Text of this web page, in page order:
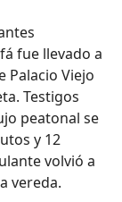
fue llevado a
Palacio Viejo
Testigos
peatonal se
y 12
volvió a
vereda.